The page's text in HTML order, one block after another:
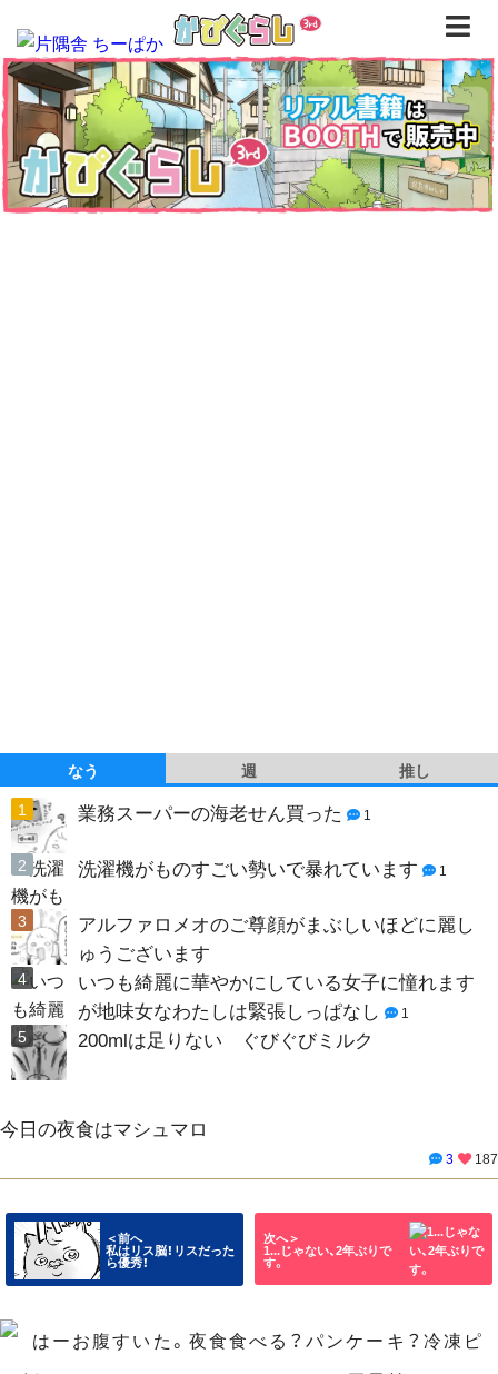
なう 週 推し
業務スーパーの海老せん買った 1
洗濯機がものすごい勢いで暴れています 1
アルファロメオのご尊顔がまぶしいほどに麗し
ゅうございます
いつも綺麗に華やかにしている女子に憧れます
が地味女なわたしは緊張しっぱなし
1
200mlは足りない ぐびぐびミルク
今日の夜食はマシュマロ
3 187
＜前へ
私はリス脳！リスだった
ら優秀！
次へ＞
1...じゃない、2年ぶりで
す。
トップページ
書籍
無料漫画